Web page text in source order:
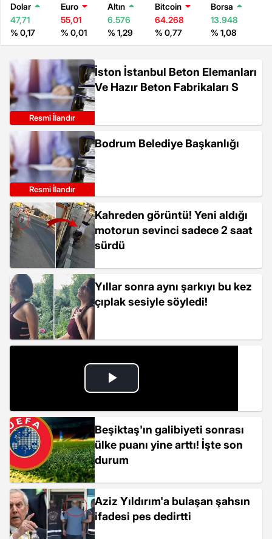
Dolar
47,71
% 0,17
Euro
55,01
% 0,01
Altın
6.576
% 1,29
Bitcoin
64.268
% 0,77
Borsa
13.948
% 1,08
İston İstanbul Beton Elemanları
Ve Hazır Beton Fabrikaları S
Resmi İlandır
Bodrum Belediye Başkanlığı
Resmi İlandır
Kahreden görüntü! Yeni aldığı
motorun sevinci sadece 2 saat
sürdü
Yıllar sonra aynı şarkıyı bu kez
çıplak sesiyle söyledi!
Beşiktaş'ın galibiyeti sonrası
ülke puanı yine arttı! İşte son
durum
Aziz Yıldırım'a bulaşan şahsın
ifadesi pes dedirtti